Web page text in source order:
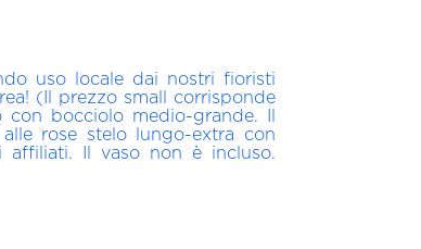
uso locale dai nostri fioristi
(Il prezzo small corrisponde
bocciolo medio-grande. Il
rose stelo lungo-extra con
affiliati. Il vaso non è incluso.